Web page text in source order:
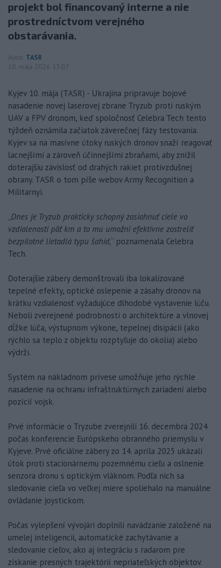
projekt bol financovaný interne a nie
prostredníctvom verejného
obstarávania.
Autor TASR
10. mája 2026 13:07
Kyjev 10. mája (TASR) - Ukrajina pripravuje bojové
nasadenie novej laserovej zbrane Tryzub proti ruským
UAV a FPV dronom, keď spoločnosť Celebra Tech tento
týždeň oznámila začiatok záverečnej fázy testovania.
Kyjev sa na masívne útoky ruských dronov snaží reagovať
lacnejšími a zároveň účinnejšími zbraňami, aby znížil
doterajšiu závislosť od drahých rakiet protivzdušnej
obrany. TASR o tom píše webov Army Recognition a
Militarnyi.
„Dnes je Tryzub prakticky schopný zasiahnuť ciele vo
vzdialenosti päť km a to mu umožní efektívne zostreliť
bezpilotné lietadlá typu šahíd,“ poznamenala Celebra
Tech.
Doterajšie zábery demonštrovali iba lokalizované
tepelné efekty, optické oslepenie a zásahy dronov na
krátku vzdialenosť vyžadujúce dlhodobé vystavenie lúču.
Neboli zverejnené podrobnosti o architektúre a vlnovej
dĺžke lúča, výstupnom výkone, tepelnej disipácii (ako
rýchlo sa teplo z objektu rozptyľuje do okolia) alebo
výdrži.
Systém na nákladnom prívese umožňuje jeho rýchle
nasadenie na ochranu infraštruktúrnych zariadení alebo
pozícií vojsk.
Prvé informácie o Tryzube zverejnili 16. decembra 2024
počas konferencie Európskeho obranného priemyslu v
Kyjeve. Prvé oficiálne zábery zo 14. apríla 2025 ukázali
útok proti stacionárnemu pozemnému cieľu a oslnenie
senzora dronu s optickým vláknom. Podľa nich sa
sledovanie cieľa vo veľkej miere spoliehalo na manuálne
ovládanie joystickom.
Počas vylepšení vývojári doplnili navádzanie založené na
umelej inteligencii, automatické zachytávanie a
sledovanie cieľov, ako aj integráciu s radarom pre
získanie presných trajektórií nepriateľských objektov.